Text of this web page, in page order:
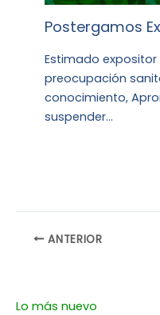
Postergamos
Estimado
preocupación
conocimiento,
suspender…
ANTERIOR
Lo más nuevo